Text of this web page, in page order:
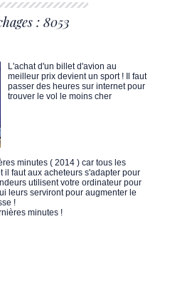
: 8053
L'achat d'un billet d'avion au
meilleur prix devient un sport ! Il faut
passer des heures sur internet pour
trouver le vol le moins cher
minutes ( 2014 ) car tous les
il faut aux acheteurs s'adapter pour
utilisent votre ordinateur pour
leurs serviront pour augmenter le
!
minutes !